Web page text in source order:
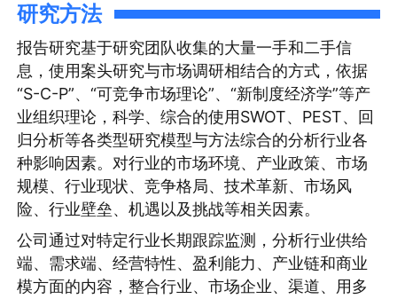
研究方法
报告研究基于研究团队收集的大量一手和二手信
息，使用案头研究与市场调研相结合的方式，依据
“S-C-P”、“可竞争市场理论”、“新制度经济学”等产
业组织理论，科学、综合的使用SWOT、PEST、回
归分析等各类型研究模型与方法综合的分析行业各
种影响因素。对行业的市场环境、产业政策、市场
规模、行业现状、竞争格局、技术革新、市场风
险、行业壁垒、机遇以及挑战等相关因素。
公司通过对特定行业长期跟踪监测，分析行业供给
端、需求端、经营特性、盈利能力、产业链和商业
模方面的内容，整合行业、市场企业、渠道、用多